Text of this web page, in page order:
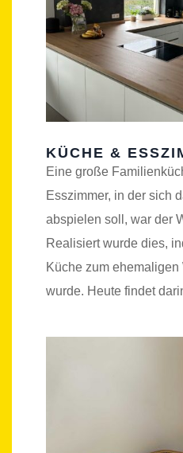
KÜCHE &
Eine große
Esszimmer, in der sich
abspielen soll, war der
Realisiert wurde dies,
Küche zum
wurde. Heute findet